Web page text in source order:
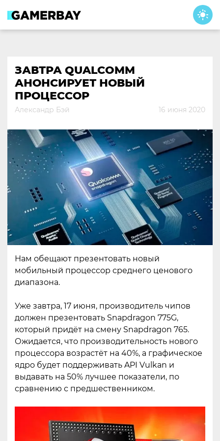
content
ЗАВТРА QUALCOMM
АНОНСИРУЕТ НОВЫЙ
ПРОЦЕССОР
Александр Бэй 16 июня 2020
Нам обещают презентовать новый
мобильный процессор среднего ценового
диапазона.
Уже завтра, 17 июня, производитель чипов
должен презентовать Snapdragon 775G,
который придёт на смену Snapdragon 765.
Ожидается, что производительность нового
процессора возрастёт на 40%, а графическое
ядро будет поддерживать API Vulkan и
выдавать на 50% лучшее показатели, по
сравнению с предшественником.